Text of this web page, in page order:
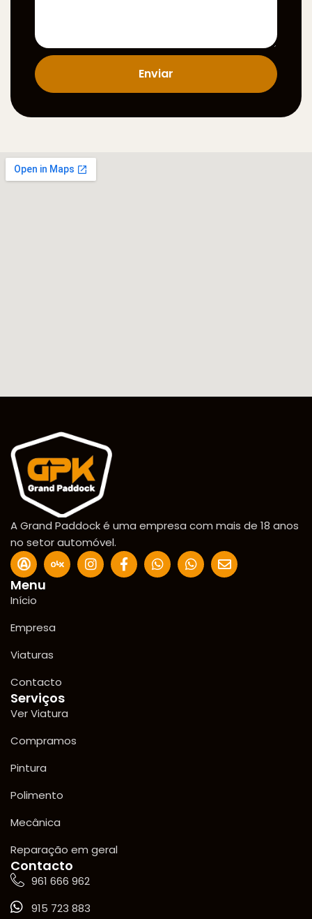
Enviar
A Grand Paddock é uma empresa com mais de 18 anos
no setor automóvel.
Menu
Início
Empresa
Viaturas
Contacto
Serviços
Ver Viatura
Compramos
Pintura
Polimento
Mecânica
Reparação em geral
Contacto
961 666 962
915 723 883